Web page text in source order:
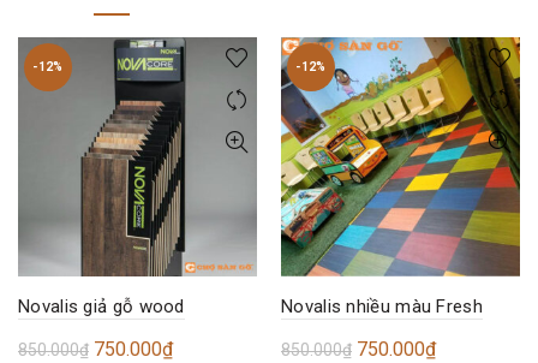
-12%
Novalis giả gỗ wood
850.000₫ Giá
750.000₫Giá
-12%
Novalis nhiều màu Fresh
850.000₫ Giá
750.000₫Giá